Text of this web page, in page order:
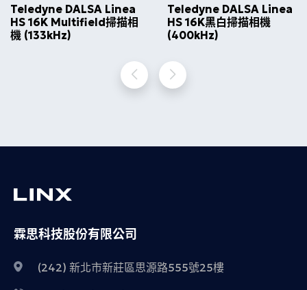
Teledyne DALSA Linea
HS 16K Multifield掃描相
機 (133kHz)
Teledyne DALSA Linea
HS 16K黑白掃描相機
(400kHz)
霖思科技股份有限公司
(242) 新北市新莊區思源路555號25樓